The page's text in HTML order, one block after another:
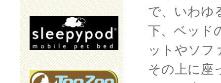
で、いわゆ
下、ベッド
ットやソフ
その上に座